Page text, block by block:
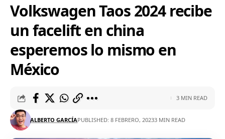
Volkswagen Taos 2024 recibe
un facelift en china
esperemos lo mismo en
México
ALBERTO GARCÍAPUBLISHED: 8 FEBRERO, 20233 MIN READ
3 MIN READ